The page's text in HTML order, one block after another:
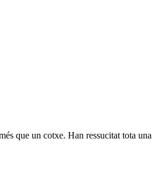
que un cotxe. Han ressucitat tota una